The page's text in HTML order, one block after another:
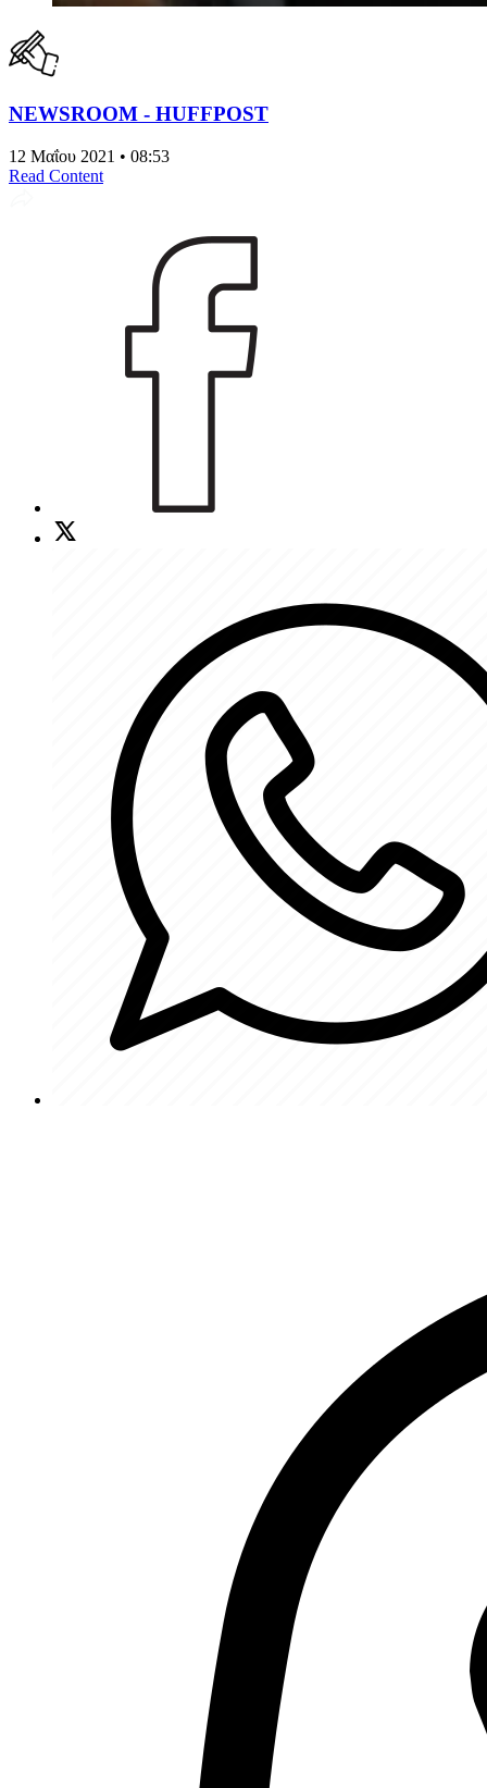
NEWSROOM - HUFFPOST
12 Μαΐου 2021 • 08:53
Read Content